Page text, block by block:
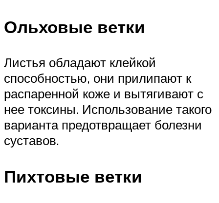
Ольховые ветки
Листья обладают клейкой
способностью, они прилипают к
распаренной коже и вытягивают с
нее токсины. Использование такого
варианта предотвращает болезни
суставов.
Пихтовые ветки